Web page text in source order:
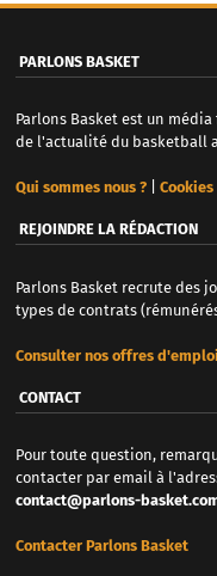
PARLONS BASKET
Parlons Basket est un
de l'actualité du basketball
Qui sommes nous ?| Cookies|
REJOINDRE LA RÉDACTION
Parlons Basket recrute des
types de contrats
Consulter nos offres d'emploi
CONTACT
Pour toute question,
contacter par email à
contact@parlons-
Contacter Parlons Basket